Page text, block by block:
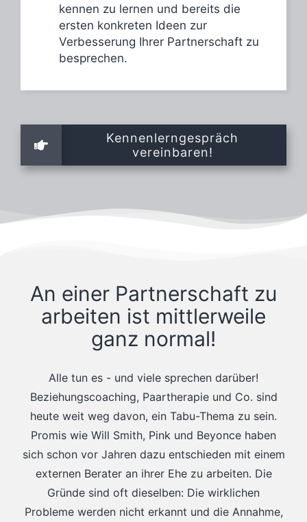
kennen zu lernen und bereits die
ersten konkreten Ideen zur
Verbesserung Ihrer Partnerschaft zu
besprechen.
Kennenlerngespräch
vereinbaren!
An einer Partnerschaft zu
arbeiten ist mittlerweile
ganz normal!
Alle tun es - und viele sprechen darüber!
Beziehungscoaching, Paartherapie und Co. sind
heute weit weg davon, ein Tabu-Thema zu sein.
Promis wie Will Smith, Pink und Beyonce haben
sich schon vor Jahren dazu entschieden mit einem
externen Berater an ihrer Ehe zu arbeiten. Die
Gründe sind oft dieselben: Die wirklichen
Probleme werden nicht erkannt und die Annahme,